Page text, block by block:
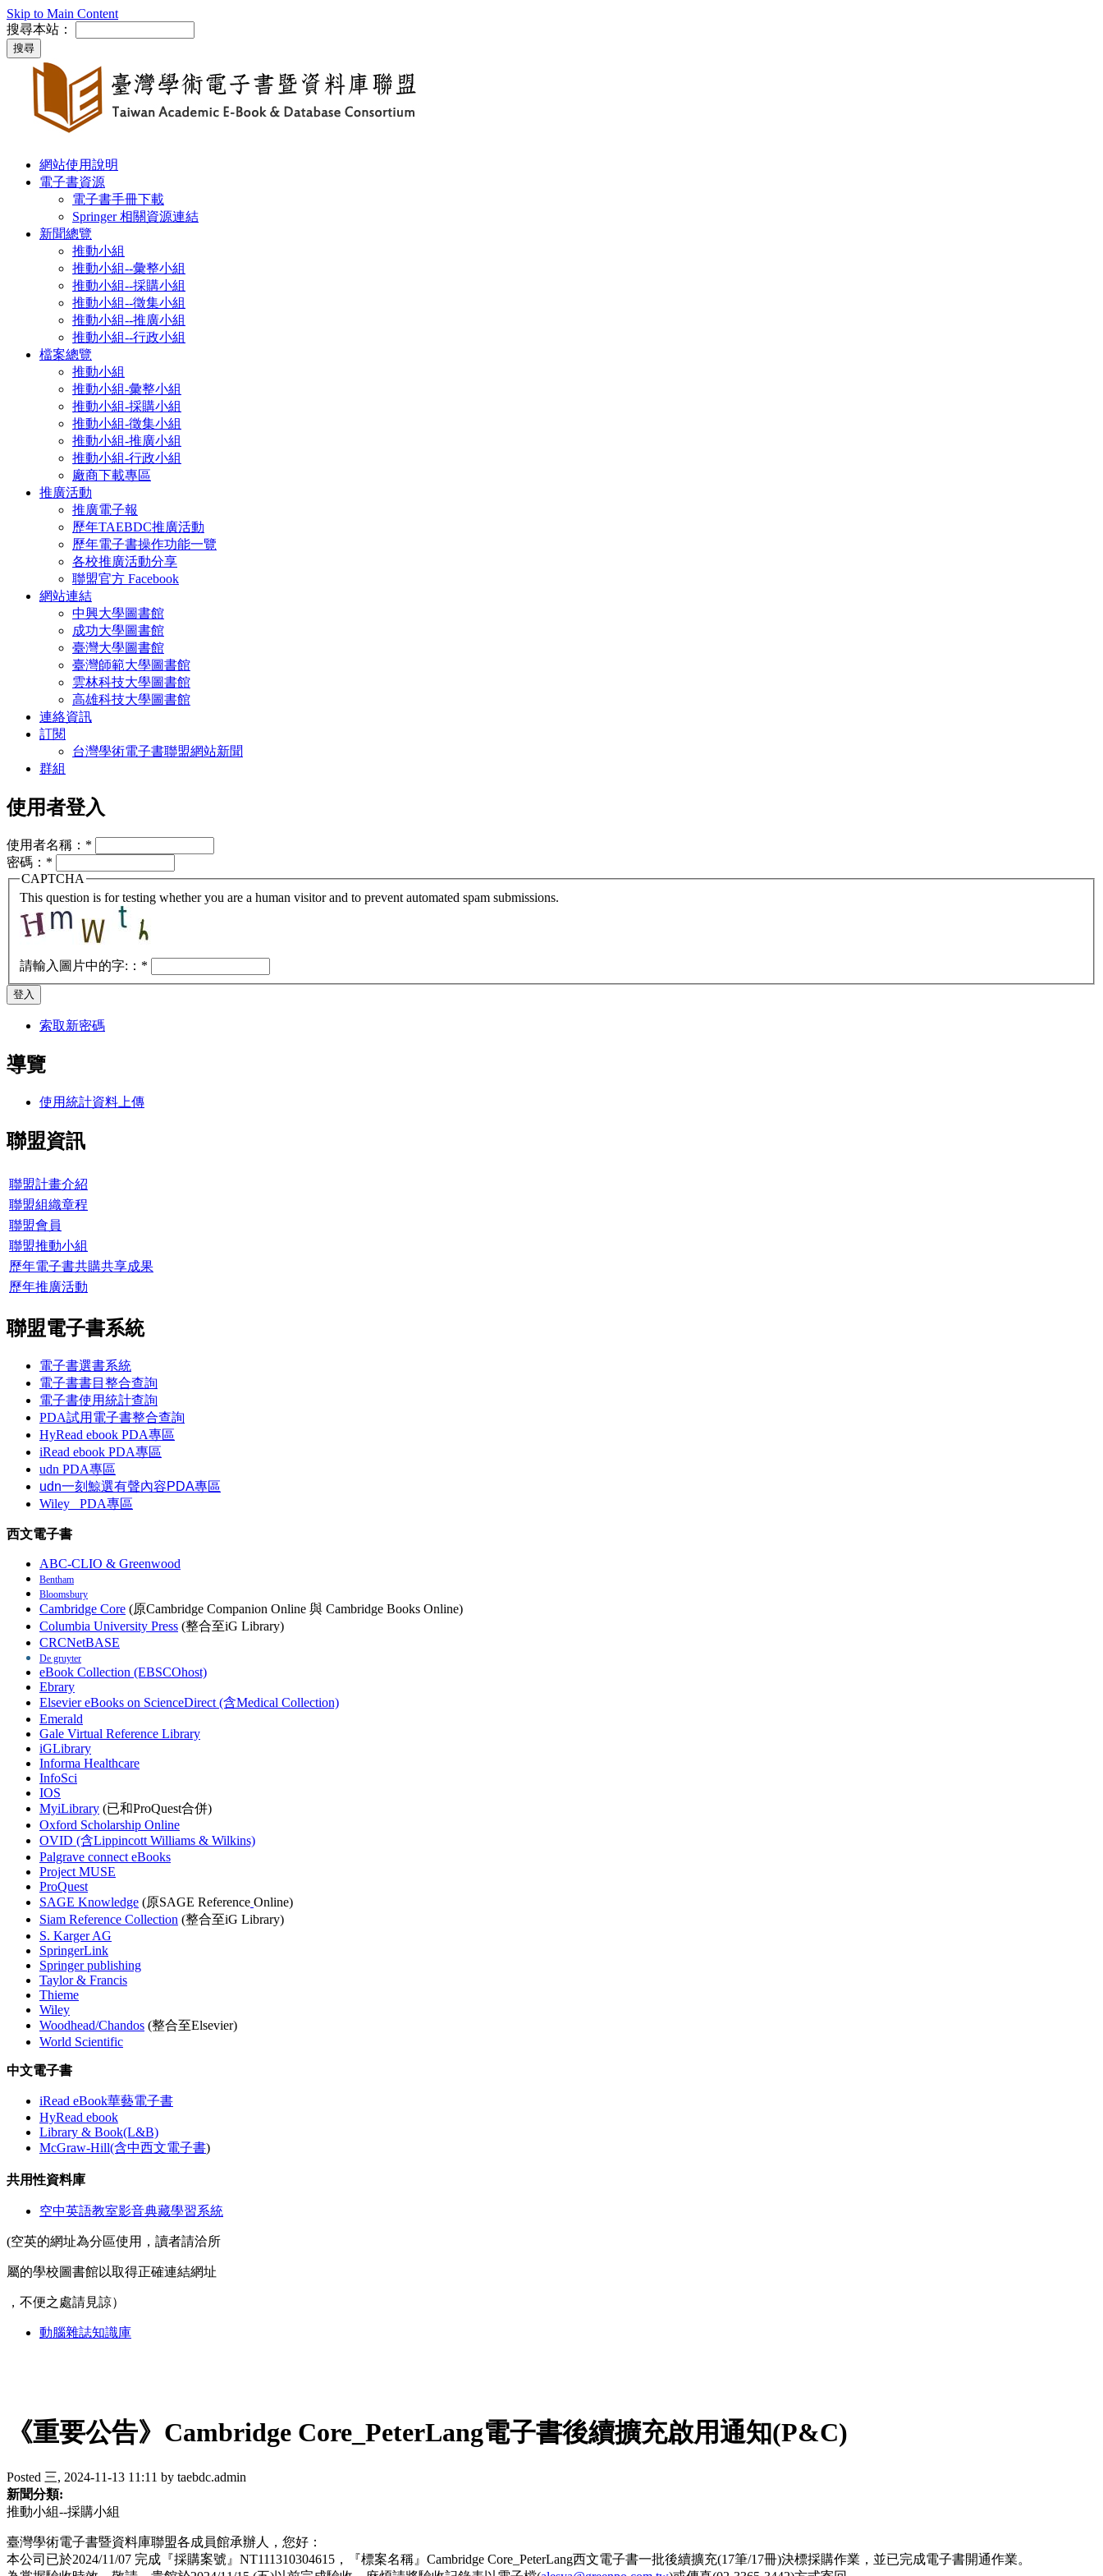
Skip to Main Content
搜尋本站：
網站使用說明
電子書資源
電子書手冊下載
Springer 相關資源連結
新聞總覽
推動小組
推動小組--彙整小組
推動小組--採購小組
推動小組--徵集小組
推動小組--推廣小組
推動小組--行政小組
檔案總覽
推動小組
推動小組-彙整小組
推動小組-採購小組
推動小組-徵集小組
推動小組-推廣小組
推動小組-行政小組
廠商下載專區
推廣活動
推廣電子報
歷年TAEBDC推廣活動
歷年電子書操作功能一覽
各校推廣活動分享
聯盟官方 Facebook
網站連結
中興大學圖書館
成功大學圖書館
臺灣大學圖書館
臺灣師範大學圖書館
雲林科技大學圖書館
高雄科技大學圖書館
連絡資訊
訂閱
台灣學術電子書聯盟網站新聞
群組
使用者登入
使用者名稱： *
密碼： *
CAPTCHA
This question is for testing whether you are a human visitor and to prevent automated spam submissions.
請輸入圖片中的字:： *
索取新密碼
導覽
使用統計資料上傳
聯盟資訊
聯盟計畫介紹
聯盟組織章程
聯盟會員
聯盟推動小組
歷年電子書共購共享成果
歷年推廣活動
聯盟電子書系統
電子書選書系統
電子書書目整合查詢
電子書使用統計查詢
PDA試用電子書整合查詢
HyRead ebook PDA專區
iRead ebook PDA專區
udn PDA專區
udn一刻鯨選有聲內容PDA專區
Wiley
PDA專區
西文電子書
ABC-CLIO & Greenwood
Bentham
Bloomsbury
Cambridge Core (原Cambridge Companion Online 與 Cambridge Books Online)
Columbia University Press (整合至iG Library)
CRCNetBASE
De gruyter
eBook Collection (EBSCOhost)
Ebrary
Elsevier eBooks on ScienceDirect (含Medical Collection)
Emerald
Gale Virtual Reference Library
iGLibrary
Informa Healthcare
InfoSci
IOS
MyiLibrary (已和ProQuest合併)
Oxford Scholarship Online
OVID (含Lippincott Williams & Wilkins)
Palgrave connect eBooks
Project MUSE
ProQuest
SAGE Knowledge (原SAGE Reference Online)
Siam Reference Collection (整合至iG Library)
S. Karger AG
SpringerLink
Springer publishing
Taylor & Francis
Thieme
Wiley
Woodhead/Chandos (整合至Elsevier)
World Scientific
中文電子書
iRead eBook華藝電子書
HyRead ebook
Library & Book(L&B)
McGraw-Hill(含中西文電子書)
共用性資料庫
空中英語教室影音典藏學習系統
(空英的網址為分區使用，讀者請洽所
屬的學校圖書館以取得正確連結網址
，不便之處請見諒）
動腦雜誌知識庫
《重要公告》Cambridge Core_PeterLang電子書後續擴充啟用通知(P&C)
Posted 三, 2024-11-13 11:11 by taebdc.admin
新聞分類:
推動小組--採購小組
臺灣學術電子書暨資料庫聯盟各成員館承辦人，您好：
本公司已於2024/11/07 完成『採購案號』NT111310304615，『標案名稱』Cambridge Core_PeterLang西文電子書一批後續擴充(17筆/17冊)決標採購作業，並已完成電子書開通作業。